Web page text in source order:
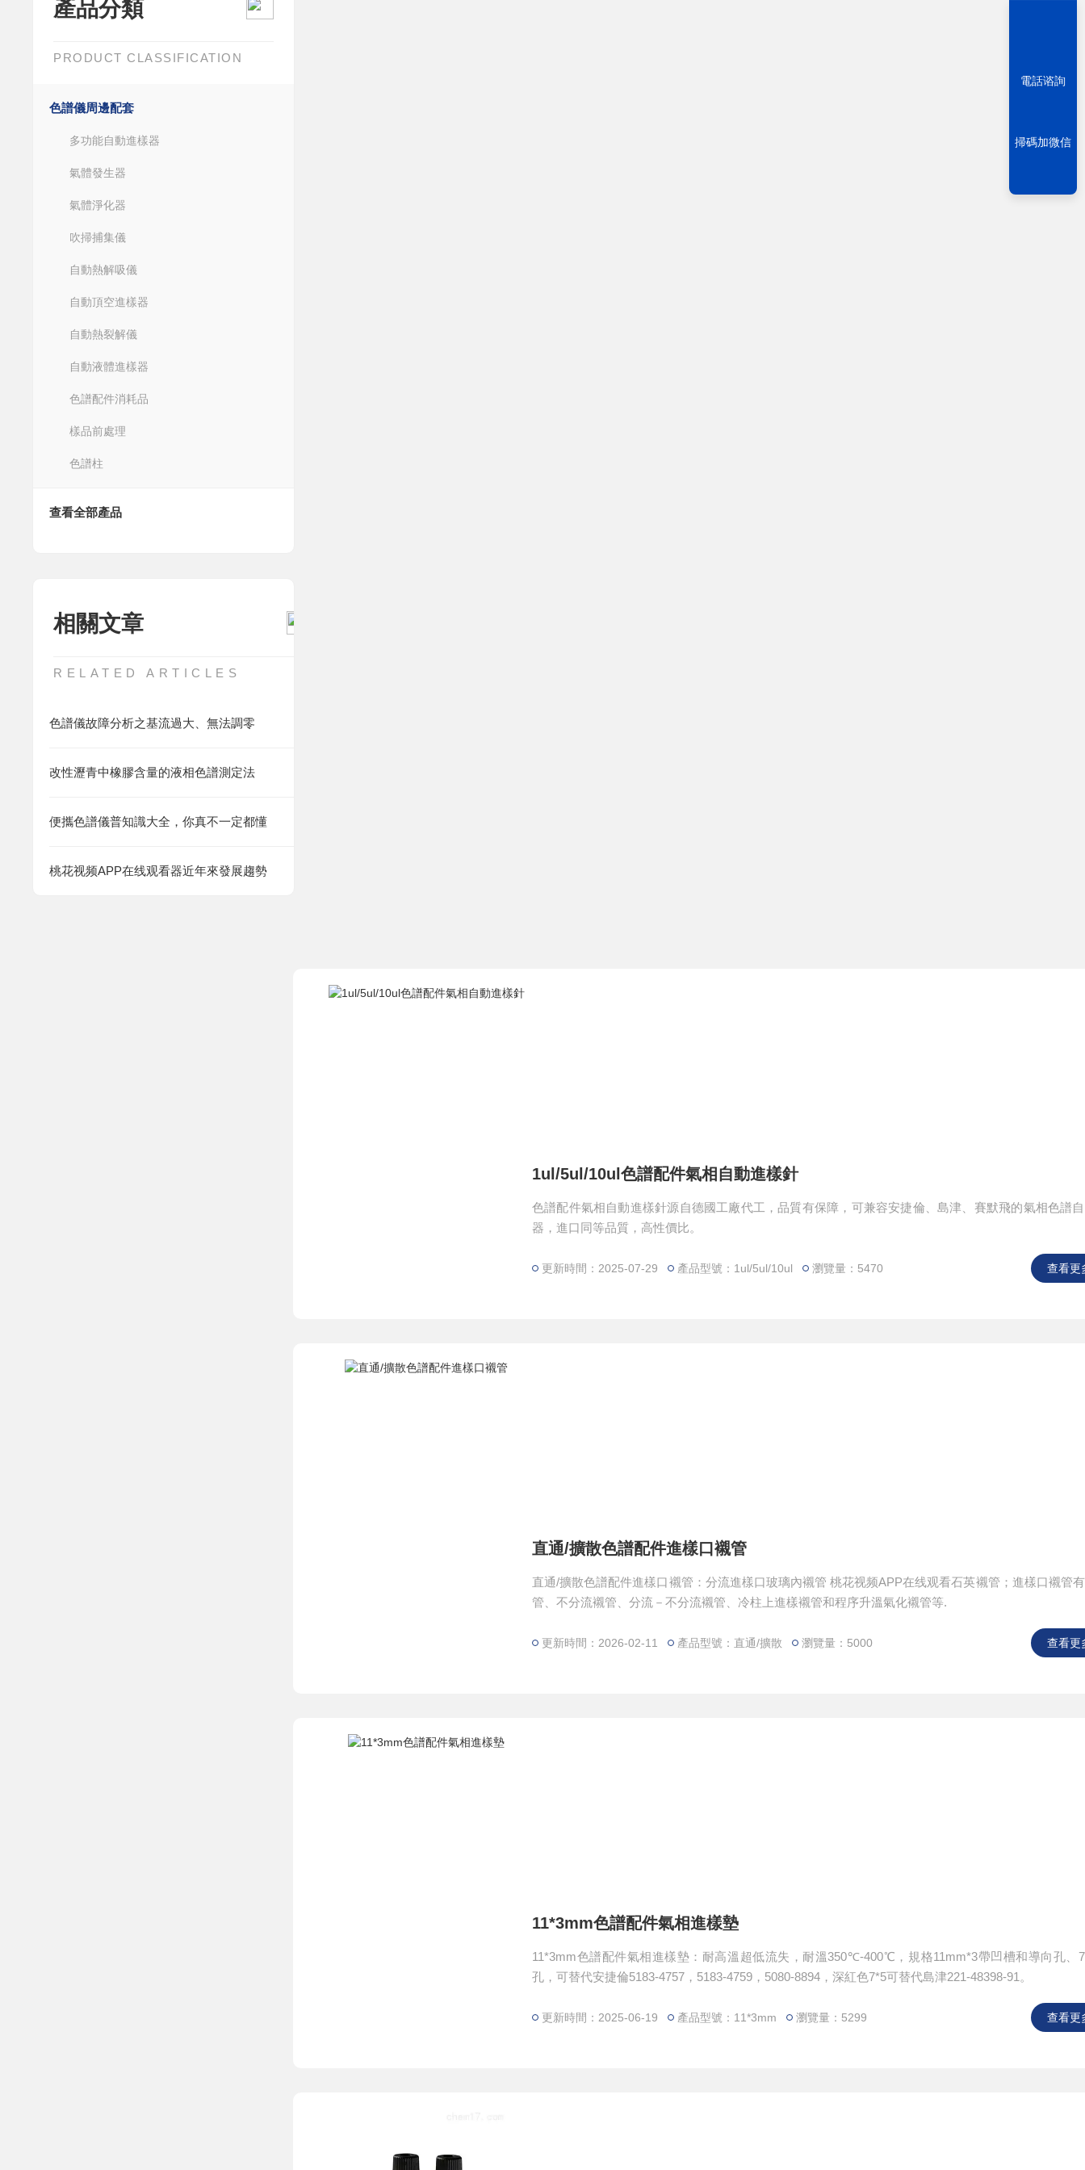
產品分類
PRODUCT CLASSIFICATION
色譜儀周邊配套
多功能自動進樣器
氣體發生器
氣體淨化器
吹掃捕集儀
自動熱解吸儀
自動頂空進樣器
自動熱裂解儀
自動液體進樣器
色譜配件消耗品
樣品前處理
色譜柱
查看全部產品
相關文章
RELATED ARTICLES
色譜儀故障分析之基流過大、無法調零
改性瀝青中橡膠含量的液相色譜測定法
便攜色譜儀普知識大全，你真不一定都懂
桃花视频APP在线观看器近年來發展趨勢
1ul/5ul/10ul色譜配件氣相自動進樣針
色譜配件氣相自動進樣針源自德國工廠代工，品質有保障，可兼容安捷倫、島津、賽默飛的氣相色譜
器，進口同等品質，高性價比。
更新時間：2025-07-29 產品型號：1ul/5ul/10ul 瀏覽量：5470 查看
直通/擴散色譜配件進樣口襯管
直通/擴散色譜配件進樣口襯管：分流進樣口玻璃內襯管 桃花视频APP在线观看石英襯管；進樣口襯管
管、不分流襯管、分流－不分流襯管、冷柱上進樣襯管和程序升溫氣化襯管等.
更新時間：2026-02-11 產品型號：直通/擴散 瀏覽量：5000 查看
11*3mm色譜配件氣相進樣墊
11*3mm色譜配件氣相進樣墊：耐高溫超低流失，耐溫350℃-400℃，規格11mm*3帶凹槽和導向孔、
孔，可替代安捷倫5183-4757，5183-4759，5080-8894，深紅色7*5可替代島津221-48398-91。
更新時間：2025-06-19 產品型號：11*3mm 瀏覽量：5299 查看
電話谘詢
掃碼加微信